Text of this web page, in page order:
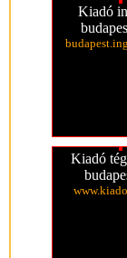
Kiadó
Kiadó